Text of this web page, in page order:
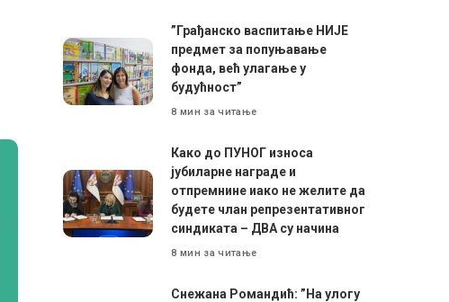
”Грађанско васпитање НИЈЕ
предмет за попуњавање
фонда, већ улагање у
будућност”
8 мин за читање
Како до ПУНОГ износа
јубиларне награде и
отпремнине иако не желите да
будете члан репрезентативног
синдиката – ДВА су начина
8 мин за читање
Снежана Романдић: ”На улогу